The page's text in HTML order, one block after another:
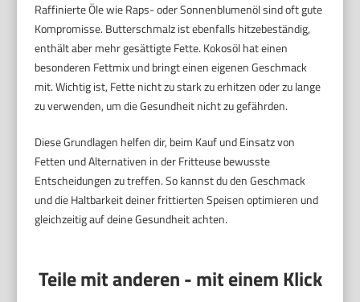
Raffinierte Öle wie Raps- oder Sonnenblumenöl sind oft gute
Kompromisse. Butterschmalz ist ebenfalls hitzebeständig,
enthält aber mehr gesättigte Fette. Kokosöl hat einen
besonderen Fettmix und bringt einen eigenen Geschmack
mit. Wichtig ist, Fette nicht zu stark zu erhitzen oder zu lange
zu verwenden, um die Gesundheit nicht zu gefährden.
Diese Grundlagen helfen dir, beim Kauf und Einsatz von
Fetten und Alternativen in der Fritteuse bewusste
Entscheidungen zu treffen. So kannst du den Geschmack
und die Haltbarkeit deiner frittierten Speisen optimieren und
gleichzeitig auf deine Gesundheit achten.